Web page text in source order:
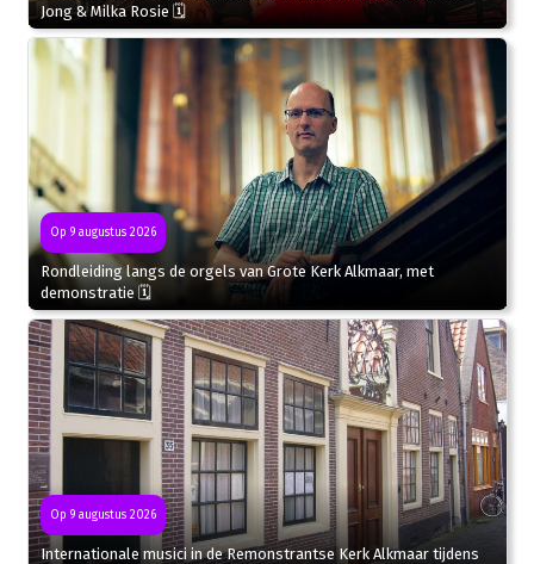
Jong & Milka Rosie 🗓
Op 9 augustus 2026
Rondleiding langs de orgels van Grote Kerk Alkmaar, met
demonstratie 🗓
Op 9 augustus 2026
Internationale musici in de Remonstrantse Kerk Alkmaar tijdens